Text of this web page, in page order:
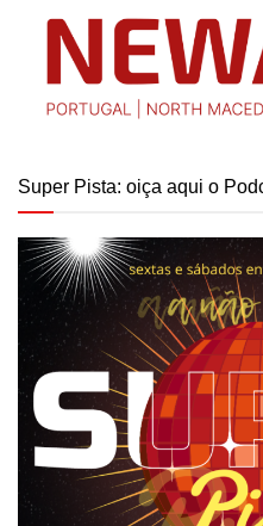
Super Pista: oiça aqui o